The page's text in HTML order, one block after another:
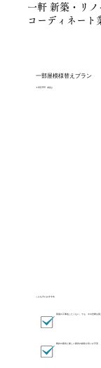
一軒 新築・リ
コーディネート
一部屋模様替えプラン
￥44,000（税込）
こんな方におすすめ
部屋の工事迄したくない。でも、今の空間を変
既存の家具と新しい家具の相性が良いか不安